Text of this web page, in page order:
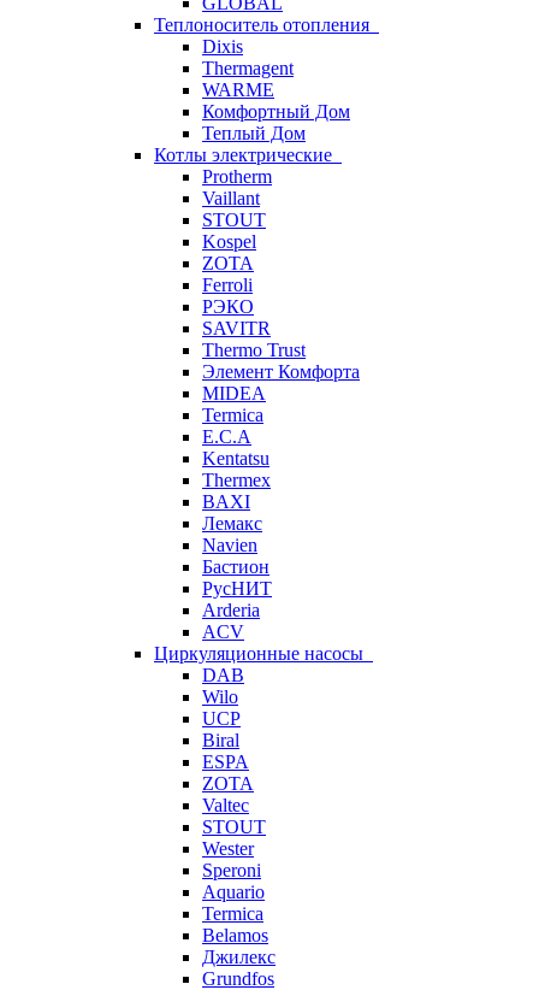
Теплоноситель отопления
Dixis
Thermagent
WARME
Комфортный Дом
Теплый Дом
Котлы электрические
Protherm
Vaillant
STOUT
Kospel
ZOTA
Ferroli
РЭКО
SAVITR
Thermo Trust
Элемент Комфорта
MIDEA
Termica
E.C.A
Kentatsu
Thermex
BAXI
Лемакс
Navien
Бастион
РусНИТ
Arderia
ACV
Циркуляционные насосы
DAB
Wilo
UCP
Biral
ESPA
ZOTA
Valtec
STOUT
Wester
Speroni
Aquario
Termica
Belamos
Джилекс
Grundfos